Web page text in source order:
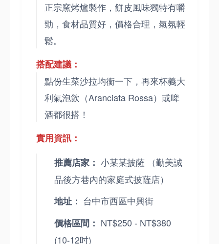
正宗窯烤爐製作，餅皮風味獨特有嚼
勁，食材品質好，價格合理，氣氛輕
鬆。
搭配建議：
點份生菜沙拉均衡一下，再來杯義大
利氣泡飲（Aranciata Rossa）或啤
酒都很搭！
實用資訊：
推薦店家： 小某某披薩 （勤美誠
品後方巷內的家庭式披薩店）
地址： 台中市西區中興街
價格區間： NT$250 - NT$380
(10-12吋)